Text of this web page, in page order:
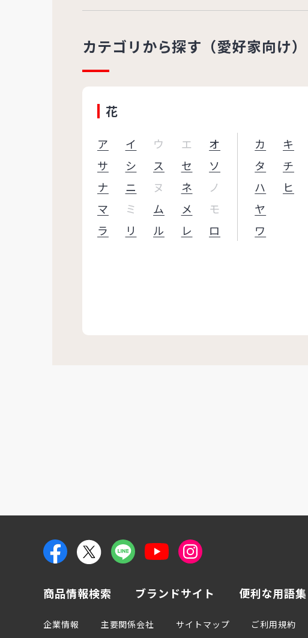
カテゴリから探す（愛好家向け）
花
ア イ ウ エ オ カ キ
サ
シ ス セ ソ タ チ
ナ
ニ ヌ ネ ノ ハ ヒ
マ
ミ ム メ モ ヤ
ラ
リ ル レ ロ ワ
商品情報検索 ブランドサイト 便利な用語集
企業情報 主要関係会社 サイトマップ ご利用規約